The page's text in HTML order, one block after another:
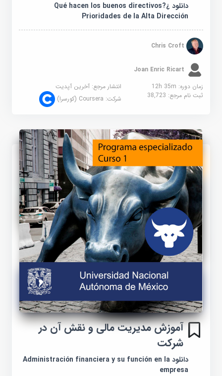
دانلود ¿Qué hacen los buenos directivos?
Prioridades de la Alta Dirección
Chris Croft
Joan Enric Ricart
زمان دوره: 12h 35m
انتشار مرجع:آخرین آپدیت
ثبت نام مرجع:38,723 شرکت:Coursera (کورسرا)
آموزش مدیریت مالی و نقش آن در
شرکت
دانلود Administración financiera y su función en la
empresa